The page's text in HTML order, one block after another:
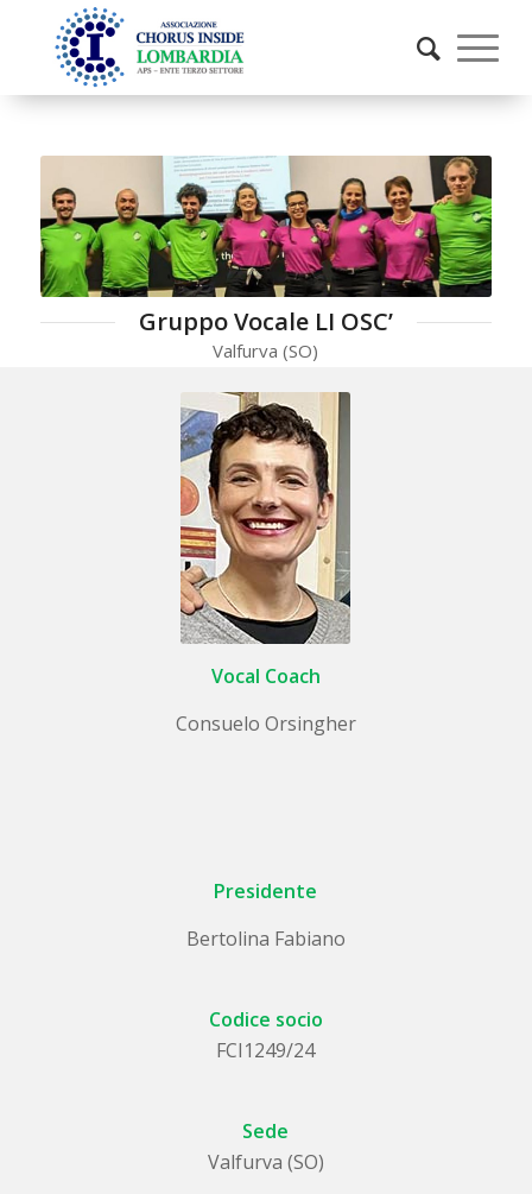
Gruppo Vocale LI OSC’
Valfurva (SO)
Vocal Coach
Consuelo Orsingher
Presidente
Bertolina Fabiano
Codice socio
FCI1249/24
Sede
Valfurva (SO)